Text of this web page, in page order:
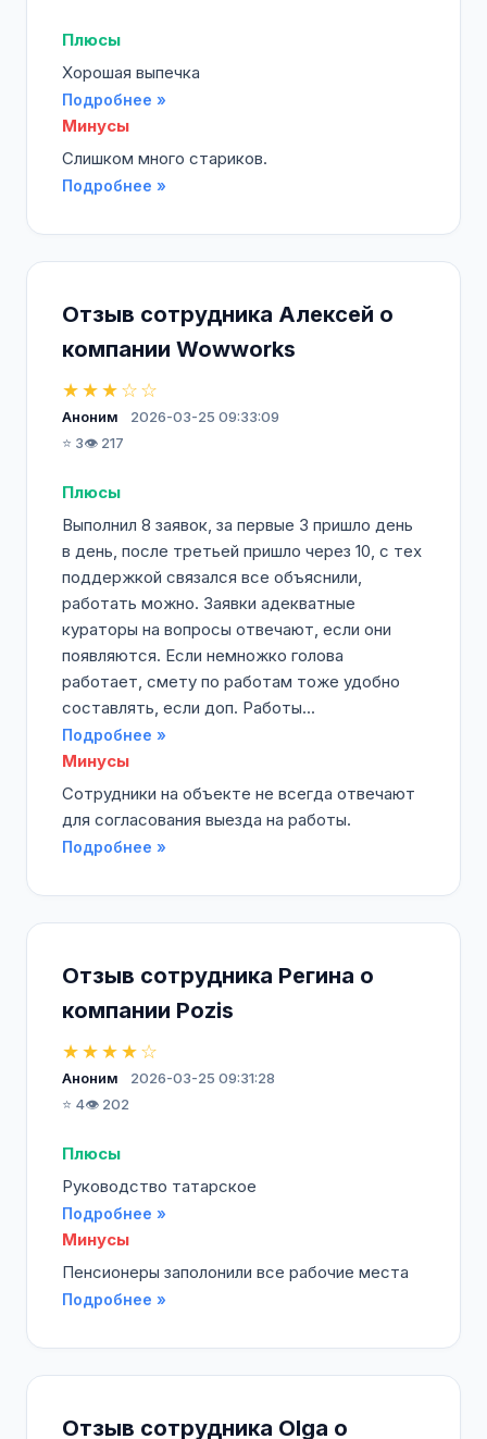
Плюсы
Хорошая выпечка
Подробнее »
Минусы
Слишком много стариков.
Подробнее »
Отзыв сотрудника Алексей о
компании Wowworks
★★★☆☆
Аноним
2026-03-25 09:33:09
⭐ 3👁️ 217
Плюсы
Выполнил 8 заявок, за первые 3 пришло день
в день, после третьей пришло через 10, с тех
поддержкой связался все объяснили,
работать можно. Заявки адекватные
кураторы на вопросы отвечают, если они
появляются. Если немножко голова
работает, смету по работам тоже удобно
составлять, если доп. Работы...
Подробнее »
Минусы
Сотрудники на объекте не всегда отвечают
для согласования выезда на работы.
Подробнее »
Отзыв сотрудника Регина о
компании Pozis
★★★★☆
Аноним
2026-03-25 09:31:28
⭐ 4👁️ 202
Плюсы
Руководство татарское
Подробнее »
Минусы
Пенсионеры заполонили все рабочие места
Подробнее »
Отзыв сотрудника Olga о